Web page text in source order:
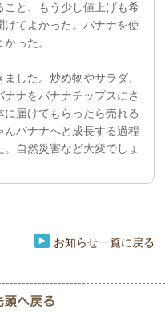
と、もう少し値上げも希
てよかった。バナナを使
った。
した。炒め物やサラダ、
ナをバナナチップスにさ
届けてもらったら売れる
バナナへと成長する過程
自然災害など大変でしょ
お知らせ一覧に戻る